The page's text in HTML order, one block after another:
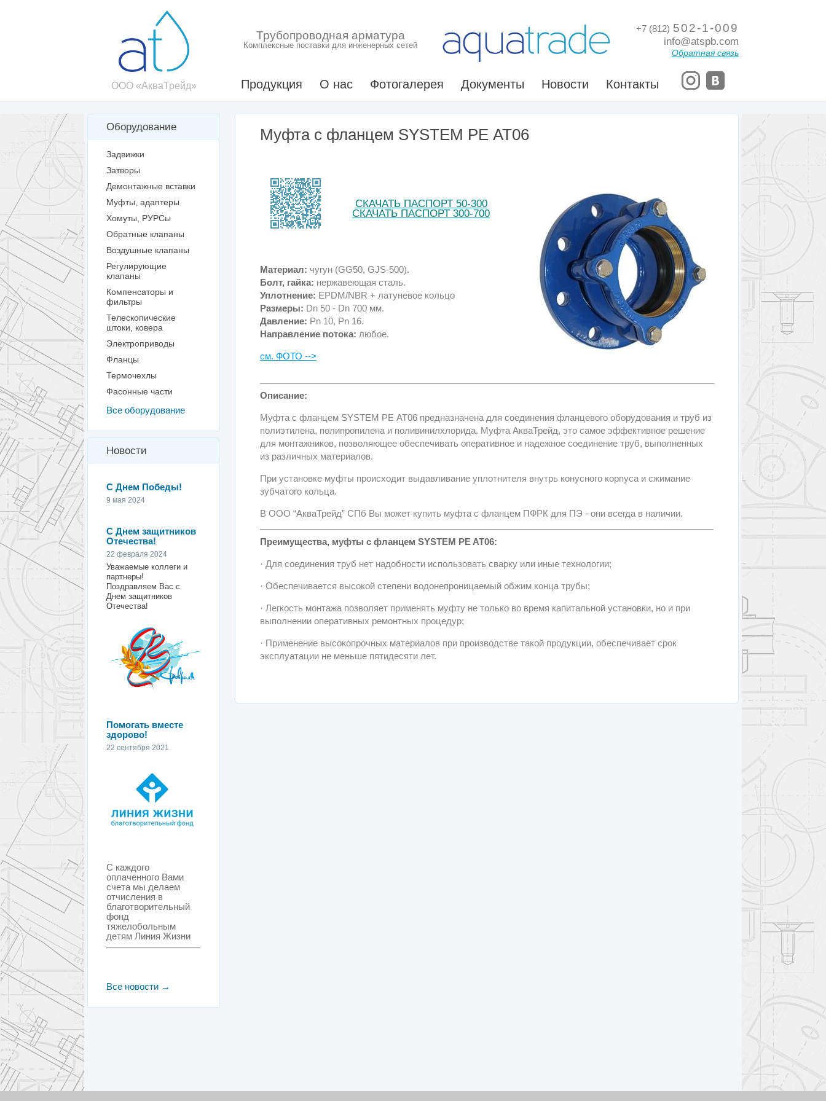
ООО «АкваТрейд»
Трубопроводная арматура
Комплексные поставки для инженерных сетей
+7 (812) 502-1-009
info@atspb.com
Обратная связь
Продукция О нас Фотогалерея Документы Новости Контакты
Оборудование
Задвижки
Затворы
Демонтажные вставки
Муфты, адаптеры
Хомуты, РУРСы
Обратные клапаны
Воздушные клапаны
Регулирующие
клапаны
Компенсаторы и
фильтры
Телескопические
штоки, ковера
Электроприводы
Фланцы
Термочехлы
Фасонные части
Все оборудование
Новости
С Днем Победы!
9 мая 2024
С Днем защитников
Отечества!
22 февраля 2024
Уважаемые коллеги и
партнеры!
Поздравляем Вас с
Днем защитников
Отечества!
Помогать вместе
здорово!
22 сентября 2021
С каждого
оплаченного Вами
счета мы делаем
отчисления в
благотворительный
фонд
тяжелобольным
детям Линия Жизни
Все новости →
Муфта с фланцем SYSTEM PE АТ06
СКАЧАТЬ ПАСПОРТ 50-300
СКАЧАТЬ ПАСПОРТ 300-700
Материал: чугун (GG50, GJS-500).
Болт, гайка: нержавеющая сталь.
Уплотнение: EPDM/NBR + латуневое кольцо
Размеры: Dn 50 - Dn 700 мм.
Давление: Pn 10, Pn 16.
Направление потока: любое.
см. ФОТО -->
Описание:
Муфта с фланцем SYSTEM PE АТ06 предназначена для соединения фланцевого оборудования и труб из
полиэтилена, полипропилена и поливинилхлорида. Муфта АкваТрейд, это самое эффективное решение
для монтажников, позволяющее обеспечивать оперативное и надежное соединение труб, выполненных
из различных материалов.
При установке муфты происходит выдавливание уплотнителя внутрь конусного корпуса и сжимание
зубчатого кольца.
В ООО “АкваТрейд” СПб Вы может купить муфта с фланцем ПФРК для ПЭ - они всегда в наличии.
Преимущества, муфты с фланцем SYSTEM PE AT06:
· Для соединения труб нет надобности использовать сварку или иные технологии;
· Обеспечивается высокой степени водонепроницаемый обжим конца трубы;
· Легкость монтажа позволяет применять муфту не только во время капитальной установки, но и при
выполнении оперативных ремонтных процедур;
· Применение высокопрочных материалов при производстве такой продукции, обеспечивает срок
эксплуатации не меньше пятидесяти лет.